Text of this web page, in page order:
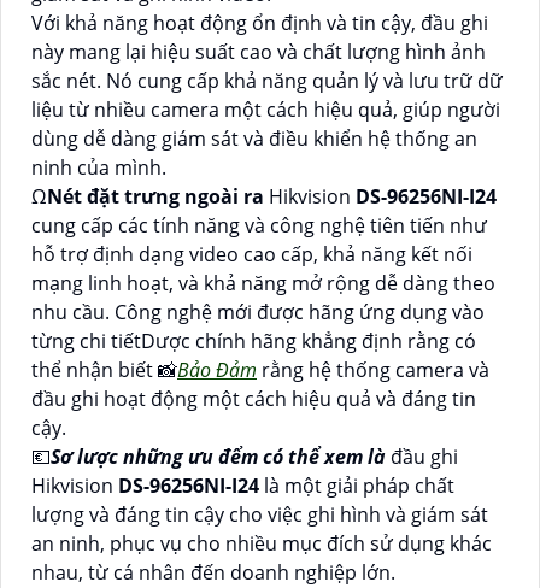
Với khả năng hoạt động ổn định và tin cậy, đầu ghi
này mang lại hiệu suất cao và chất lượng hình ảnh
sắc nét. Nó cung cấp khả năng quản lý và lưu trữ dữ
liệu từ nhiều camera một cách hiệu quả, giúp người
dùng dễ dàng giám sát và điều khiển hệ thống an
ninh của mình.
ΩNét đặt trưng ngoài ra Hikvision DS-96256NI-I24
cung cấp các tính năng và công nghệ tiên tiến như
hỗ trợ định dạng video cao cấp, khả năng kết nối
mạng linh hoạt, và khả năng mở rộng dễ dàng theo
nhu cầu. Công nghệ mới được hãng ứng dụng vào
từng chi tiếtDược chính hãng khẳng định rằng có
thể nhận biết 📸Bảo Đảm rằng hệ thống camera và
đầu ghi hoạt động một cách hiệu quả và đáng tin
cậy.
💶Sơ lược những ưu đểm có thể xem là đầu ghi
Hikvision DS-96256NI-I24 là một giải pháp chất
lượng và đáng tin cậy cho việc ghi hình và giám sát
an ninh, phục vụ cho nhiều mục đích sử dụng khác
nhau, từ cá nhân đến doanh nghiệp lớn.